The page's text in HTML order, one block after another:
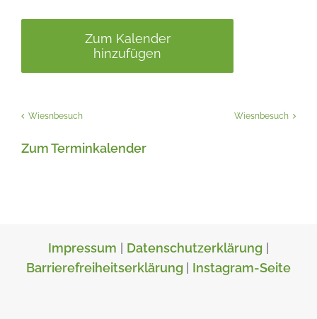
Zum Kalender
hinzufügen
Wiesnbesuch Wiesnbesuch
Zum Terminkalender
Impressum Datenschutzerklärung
Barrierefreiheitserklärung
Instagram-Seite